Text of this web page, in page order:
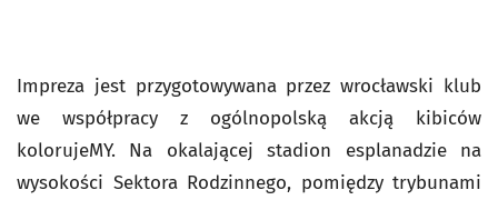
Impreza jest przygotowywana przez wrocławski klub
we współpracy z ogólnopolską akcją kibiców
kolorujeMY. Na okalającej stadion esplanadzie na
wysokości Sektora Rodzinnego, pomiędzy trybunami